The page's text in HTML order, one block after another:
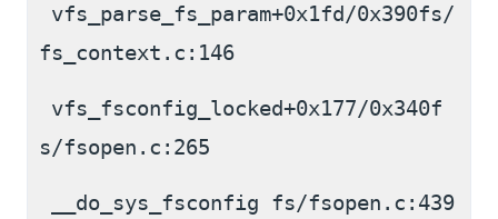
vfs_parse_fs_param+0x1fd/0x390fs/
fs_context.c:146
vfs_fsconfig_locked+0x177/0x340f
s/fsopen.c:265
__do_sys_fsconfig fs/fsopen.c:439